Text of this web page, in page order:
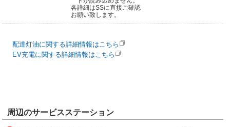
各詳細はSSに直接ご確認
お願い致します。
配達灯油に関する詳細情報はこちら
EV充電に関する詳細情報はこちら
周辺のサービスステーション